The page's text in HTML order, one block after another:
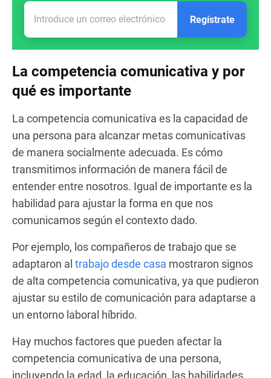
Regístrate
La competencia comunicativa y por
qué es importante
La competencia comunicativa es la capacidad de
una persona para alcanzar metas comunicativas
de manera socialmente adecuada. Es cómo
transmitimos información de manera fácil de
entender entre nosotros. Igual de importante es la
habilidad para ajustar la forma en que nos
comunicamos según el contexto dado.
Por ejemplo, los compañeros de trabajo que se
adaptaron al trabajo desde casa mostraron signos
de alta competencia comunicativa, ya que pudieron
ajustar su estilo de comunicación para adaptarse a
un entorno laboral híbrido.
Hay muchos factores que pueden afectar la
competencia comunicativa de una persona,
incluyendo la edad, la educación, las habilidades